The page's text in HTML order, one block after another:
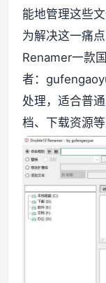
技术分享
资源资讯
能地管理这些
为解决这一痛
Renamer一款
者：
处理，适合普
档、下载资源等